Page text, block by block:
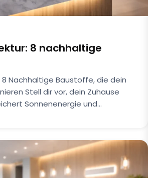
8 nachhaltige
8 Nachhaltige Baustoffe, die dein
Stell dir vor, dein Zuhause
Sonnenenergie und…